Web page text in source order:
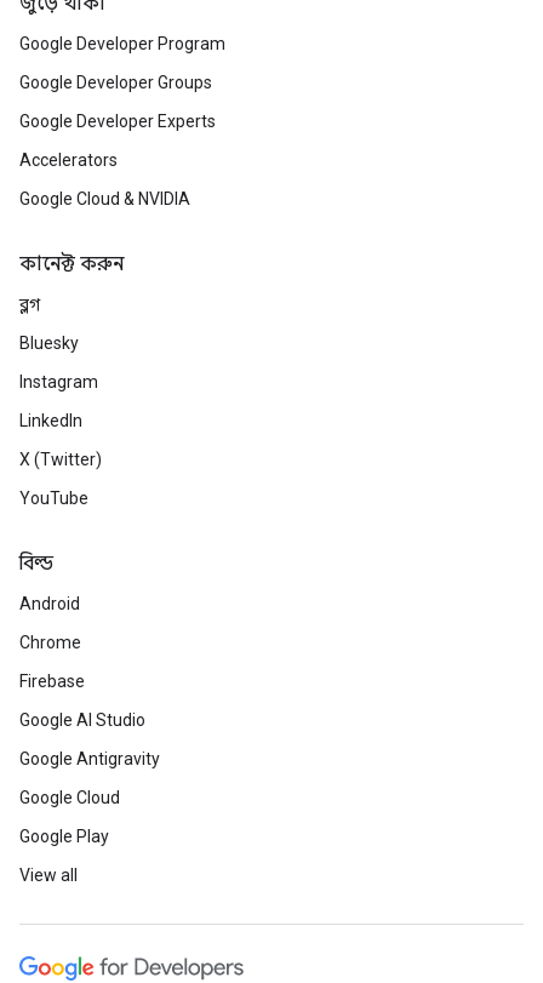
Google Developer Program
Google Developer Groups
Google Developer Experts
Accelerators
Google Cloud & NVIDIA
কানেক্ট করুন
ব্লগ
Bluesky
Instagram
LinkedIn
X (Twitter)
YouTube
বিল্ড
Android
Chrome
Firebase
Google AI Studio
Google Antigravity
Google Cloud
Google Play
View all